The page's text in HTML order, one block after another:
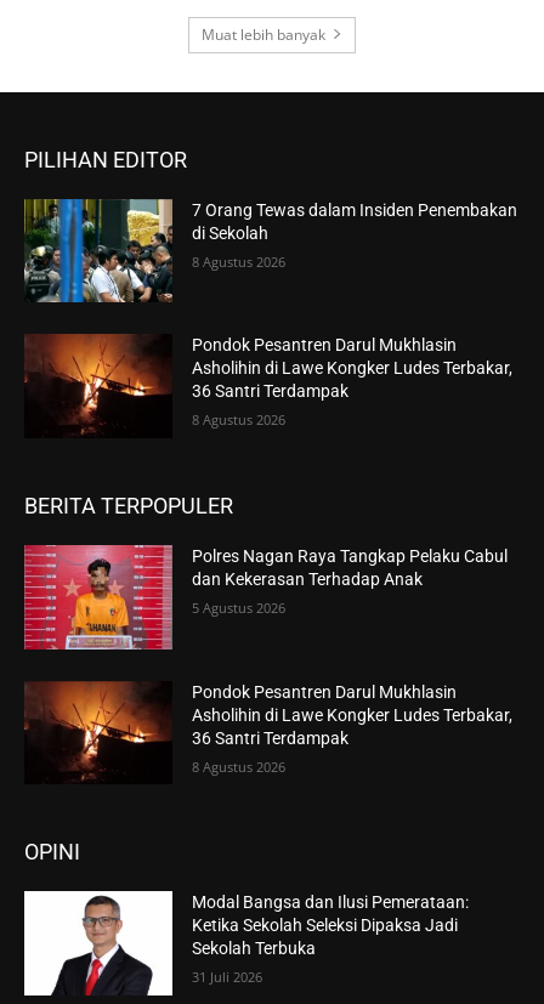
Muat lebih banyak
PILIHAN EDITOR
7 Orang Tewas dalam Insiden Penembakan
di Sekolah
8 Agustus 2026
Pondok Pesantren Darul Mukhlasin
Asholihin di Lawe Kongker Ludes Terbakar,
36 Santri Terdampak
8 Agustus 2026
BERITA TERPOPULER
Polres Nagan Raya Tangkap Pelaku Cabul
dan Kekerasan Terhadap Anak
5 Agustus 2026
Pondok Pesantren Darul Mukhlasin
Asholihin di Lawe Kongker Ludes Terbakar,
36 Santri Terdampak
8 Agustus 2026
OPINI
Modal Bangsa dan Ilusi Pemerataan:
Ketika Sekolah Seleksi Dipaksa Jadi
Sekolah Terbuka
31 Juli 2026